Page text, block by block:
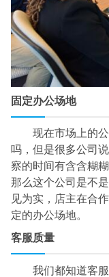
固定办公场地
现在市场上的
吗，但是很多公司
察的时间有含含糊
那么这个公司是不
见为实，店主在合
定的办公场地。
客服质量
我们都知道客